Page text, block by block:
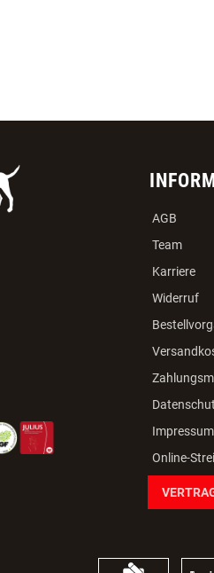
AGB
Team
Karriere
Widerruf
Impressum
Online-